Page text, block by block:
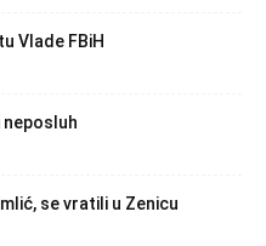
Vlade FBiH
neposluh
se vratili u Zenicu